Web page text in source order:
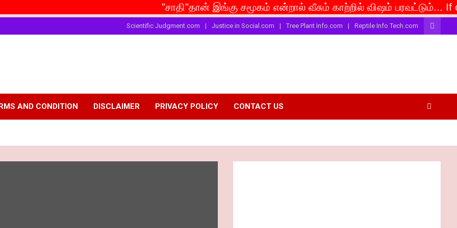
"சாதி"தான் இங்கு சமூகம் என்றால் வீசும் காற்றில் விஷம் பரவட்டும்... If caste
Scientific Judgment.com Justice in Social.com Tree Plant Info.com Reptile Info Tech.com
AND CONDITION DISCLAIMER PRIVACY POLICY CONTACT US